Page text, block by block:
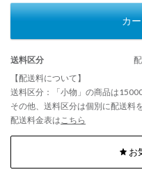
カ
送料区分
【配送料について】
送料区分：「小物」の商品は
その他、送料区分は個別に配送料
配送料金表は こちら
お